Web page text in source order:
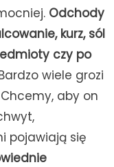
Odchody
kurz, sól
czy po
wiele grozi
aby on
pojawiają się